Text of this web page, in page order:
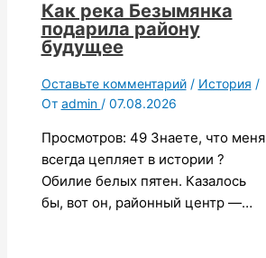
Как река Безымянка
подарила району
будущее
Оставьте комментарий / История /
От admin / 07.08.2026
Просмотров: 49 Знаете, что меня
всегда цепляет в истории ?
Обилие белых пятен. Казалось
бы, вот он, районный центр —…